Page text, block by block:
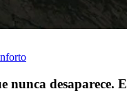
nunca